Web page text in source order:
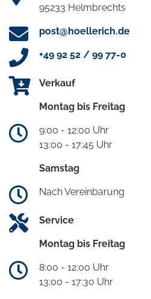
95233 Helmbrechts
post@hoellerich.de
+49 92 52 / 99 77-0
Verkauf
Montag bis Freitag
9:00 - 12:00 Uhr
13:00 - 17:45 Uhr
Samstag
Nach Vereinbarung
Service
Montag bis Freitag
8:00 - 12:00 Uhr
13:00 - 17:30 Uhr